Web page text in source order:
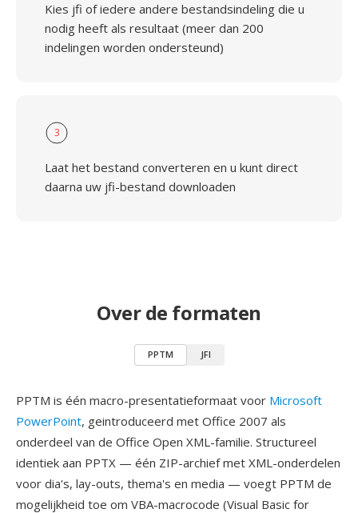
Kies jfi of iedere andere bestandsindeling die u
nodig heeft als resultaat (meer dan 200
indelingen worden ondersteund)
3
Laat het bestand converteren en u kunt direct
daarna uw jfi-bestand downloaden
Over de formaten
PPTM JFI
PPTM is één macro-presentatieformaat voor Microsoft
PowerPoint, geintroduceerd met Office 2007 als
onderdeel van de Office Open XML-familie. Structureel
identiek aan PPTX — één ZIP-archief met XML-onderdelen
voor dia's, lay-outs, thema's en media — voegt PPTM de
mogelijkheid toe om VBA-macrocode (Visual Basic for